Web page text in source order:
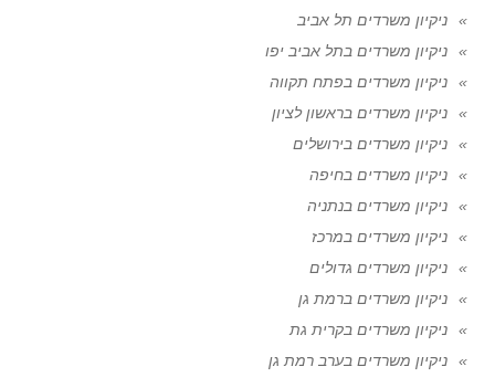
ניקיון משרדים תל אביב
ניקיון משרדים בתל אביב יפו
ניקיון משרדים בפתח תקווה
ניקיון משרדים בראשון לציון
ניקיון משרדים בירושלים
ניקיון משרדים בחיפה
ניקיון משרדים בנתניה
ניקיון משרדים במרכז
ניקיון משרדים גדולים
ניקיון משרדים ברמת גן
ניקיון משרדים בקרית גת
ניקיון משרדים בערב רמת גן